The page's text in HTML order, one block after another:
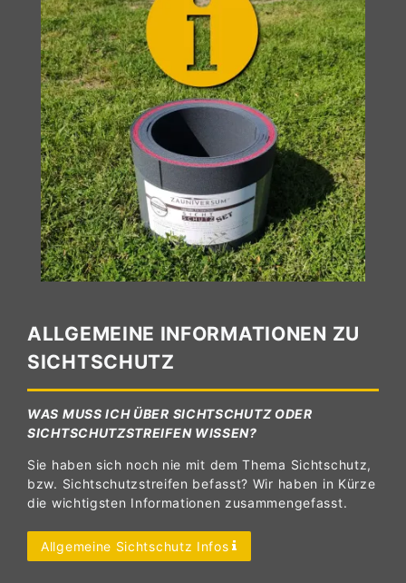
ALLGEMEINE INFORMATIONEN ZU
SICHTSCHUTZ
WAS MUSS ICH ÜBER SICHTSCHUTZ ODER
SICHTSCHUTZSTREIFEN WISSEN?
Sie haben sich noch nie mit dem Thema Sichtschutz,
bzw. Sichtschutzstreifen befasst? Wir haben in Kürze
die wichtigsten Informationen zusammengefasst.
Allgemeine Sichtschutz Infos